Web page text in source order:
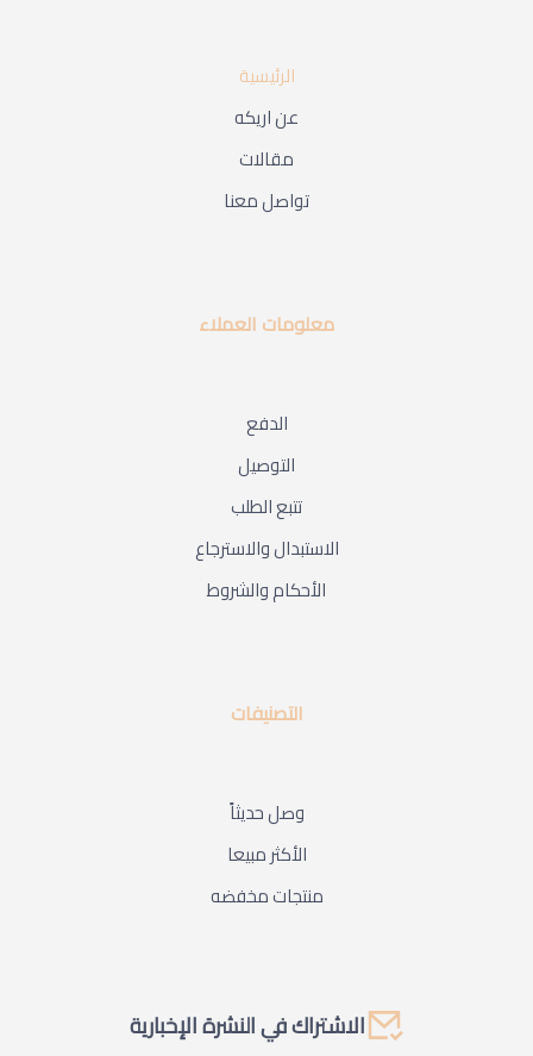
الرئيسية
عن اريكه
مقالات
تواصل معنا
معلومات العملاء
الدفع
التوصيل
تتبع الطلب
الاستبدال والاسترجاع
الأحكام والشروط
التصنيفات
وصل حديثاً
الأكثر مبيعا
منتجات مخفضه
الاشتراك في النشرة الإخبارية